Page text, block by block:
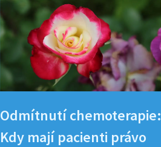
Odmítnutí chemoterapie:
Kdy mají pacienti právo